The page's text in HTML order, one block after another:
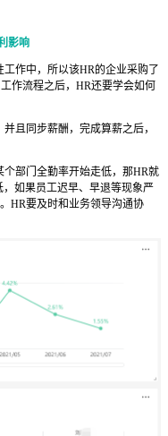
影响
作中，所以该HR的企业采购了
作流程之后，HR还要学会如何
且同步薪酬，完成算薪之后，
部门全勤率开始走低，那HR就
，如果员工迟早、早退等现象严
HR要及时和业务领导沟通协